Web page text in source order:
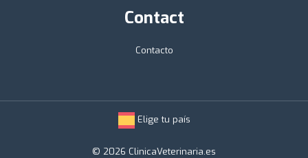
Contact
Contacto
Elige tu país
© 2026 ClinicaVeterinaria.es